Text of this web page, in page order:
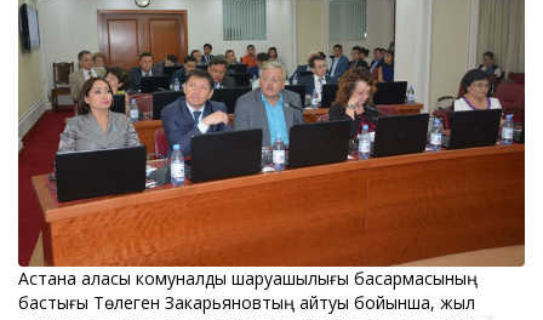
Астана қаласы комуналдық шаруашылығы басқармасының
бастығы Төлеген Закарьяновтың айтуы бойынша, жыл